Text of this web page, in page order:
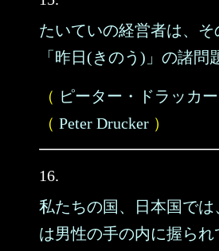
たいていの経営者は、
「昨日(きのう)」の諸問
（ ピーター・ドラッカー
（ Peter Drucker ）
16.
私たちの国、日本国で
は男性の手の内に握られ